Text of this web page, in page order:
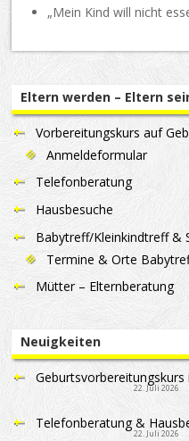
„Mein Kind will nicht
Eltern werden – Eltern
Vorbereitungskurs auf
Anmeldeformular
Telefonberatung
Hausbesuche
Babytreff/Kleinkindtreff &
Termine & Orte
Mütter – Elternberatung
Neuigkeiten
22. Juli 2026
Telefonberatung &
22. Juli 2026